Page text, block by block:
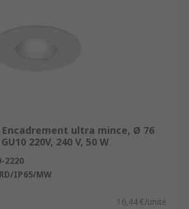
Encadrement ultra mince, Ø 76
220V, 240 V, 50 W
2220
IP65/MW
16,44 €/unité